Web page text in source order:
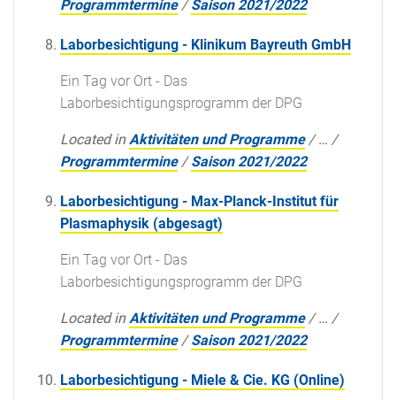
Programmtermine /Saison 2021/2022
Laborbesichtigung - Klinikum Bayreuth GmbH
Ein Tag vor Ort - Das
Laborbesichtigungsprogramm der DPG
Located in Aktivitäten und Programme /… /
Programmtermine /Saison 2021/2022
Laborbesichtigung - Max-Planck-Institut für
Plasmaphysik (abgesagt)
Ein Tag vor Ort - Das
Laborbesichtigungsprogramm der DPG
Located in Aktivitäten und Programme /… /
Programmtermine /Saison 2021/2022
Laborbesichtigung - Miele & Cie. KG (Online)